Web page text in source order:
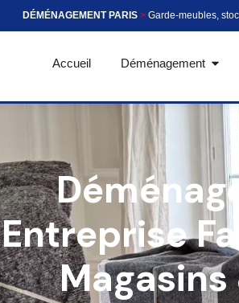
DÉMÉNAGEMENT PARIS> Garde-meubles,
Accueil Déménagement
Entreprise